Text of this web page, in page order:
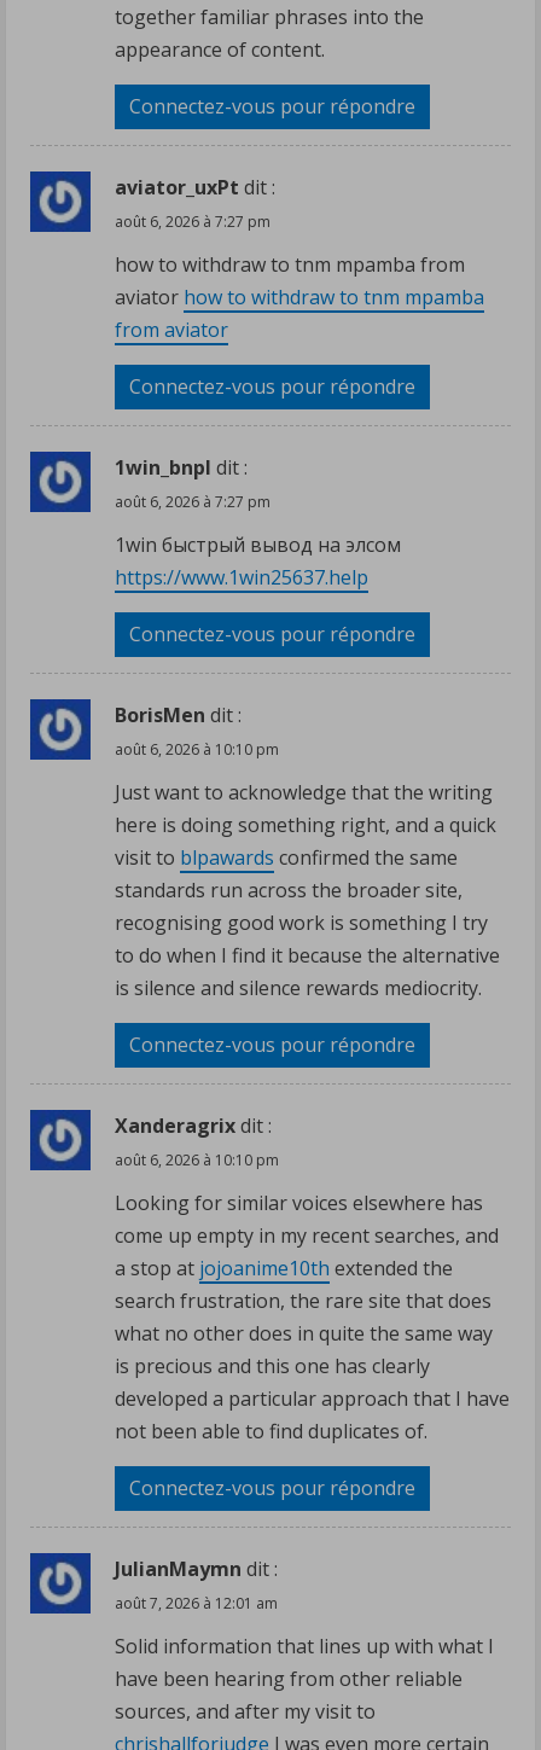
together familiar phrases into the
appearance of content.
Connectez-vous pour répondre
aviator_uxPt dit :
août 6, 2026 à 7:27 pm
how to withdraw to tnm mpamba from
aviator how to withdraw to tnm mpamba
from aviator
Connectez-vous pour répondre
1win_bnpl dit :
août 6, 2026 à 7:27 pm
1win быстрый вывод на элсом
https://www.1win25637.help
Connectez-vous pour répondre
BorisMen dit :
août 6, 2026 à 10:10 pm
Just want to acknowledge that the writing
here is doing something right, and a quick
visit to blpawards confirmed the same
standards run across the broader site,
recognising good work is something I try
to do when I find it because the alternative
is silence and silence rewards mediocrity.
Connectez-vous pour répondre
Xanderagrixdit :
août 6, 2026 à 10:10 pm
Looking for similar voices elsewhere has
come up empty in my recent searches, and
a stop at jojoanime10th extended the
search frustration, the rare site that does
what no other does in quite the same way
is precious and this one has clearly
developed a particular approach that I have
not been able to find duplicates of.
Connectez-vous pour répondre
JulianMaymn dit :
août 7, 2026 à 12:01 am
Solid information that lines up with what I
have been hearing from other reliable
sources, and after my visit to
chrishallforjudge I was even more certain